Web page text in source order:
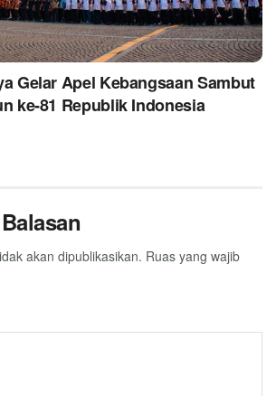
Gelar Apel Kebangsaan Sambut
ke-81 Republik Indonesia
akan dipublikasikan. Ruas yang wajib